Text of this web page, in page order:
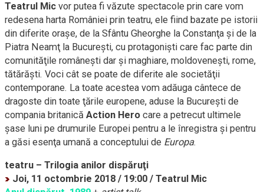
Teatrul Mic vor putea fi văzute spectacole prin care vom
redesena harta României prin teatru, ele fiind bazate pe istorii
din diferite oraşe, de la Sfântu Gheorghe la Constanţa şi de la
Piatra Neamţ la Bucureşti, cu protagonişti care fac parte din
comunităţile româneşti dar şi maghiare, moldoveneşti, rome,
tătărăşti. Voci cât se poate de diferite ale societăţii
contemporane. La toate acestea vom adăuga cântece de
dragoste din toate ţările europene, aduse la Bucureşti de
compania britanică Action Hero care a petrecut ultimele
şase luni pe drumurile Europei pentru a le înregistra şi pentru
a găsi esenţa umană a conceptului de Europa.
teatru – Trilogia anilor dispăruţi
Joi, 11 octombrie 2018 / 19:00 / Teatrul Mic